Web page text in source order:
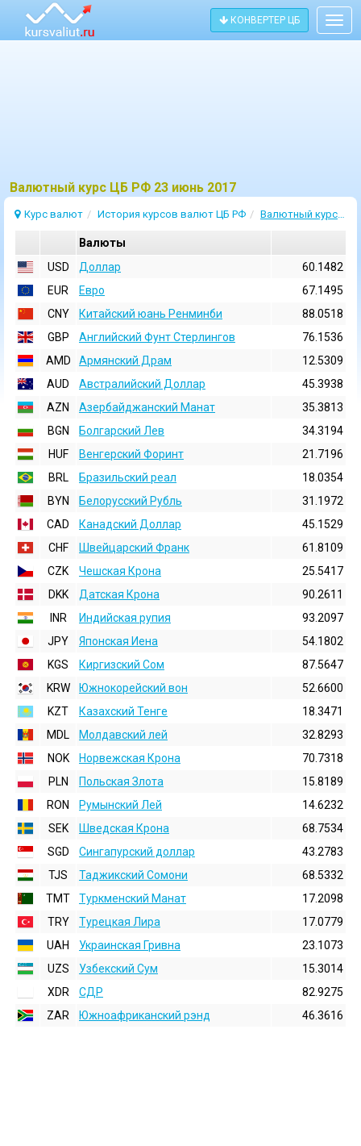
КОНВЕРТЕР ЦБ
Bалютный курс ЦБ РФ 23 июнь 2017
Курс валют История курсов валют ЦБ РФ Валютный курс 23 Июнь 2017
Валюты
USD
Доллар
60.1482
EUR
Евро
67.1495
CNY
Китайский юань Ренминби
88.0518
GBP
Английский Фунт Стерлингов
76.1536
AMD
Армянский Драм
12.5309
AUD
Австралийский Доллар
45.3938
AZN
Азербайджанский Манат
35.3813
BGN
Болгарский Лев
34.3194
HUF
Венгерский Форинт
21.7196
BRL
Бразильский реал
18.0354
BYN
Белорусский Рубль
31.1972
CAD
Канадский Доллар
45.1529
CHF
Швейцарский Франк
61.8109
CZK
Чешская Крона
25.5417
DKK
Датская Крона
90.2611
INR
Индийская pупия
93.2097
JPY
Японская Иена
54.1802
KGS
Киргизский Сом
87.5647
KRW
Южнокорейский вон
52.6600
KZT
Казахский Тенге
18.3471
MDL
Молдавский лей
32.8293
NOK
Норвежская Крона
70.7318
PLN
Польская Злота
15.8189
RON
Румынский Лей
14.6232
SEK
Шведская Крона
68.7534
SGD
Сингапурский доллар
43.2783
TJS
Таджикский Сомони
68.5332
TMT
Туркменский Манат
17.2098
TRY
Турецкая Лира
17.0779
UAH
Украинская Гривна
23.1073
UZS
Узбекский Сум
15.3014
XDR
СДР
82.9275
ZAR
Южноафриканский рэнд 46.3616